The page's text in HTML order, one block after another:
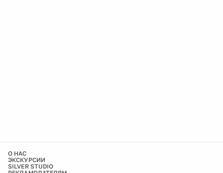
О НАС
ЭКСКУРСИИ
SILVER STUDIO